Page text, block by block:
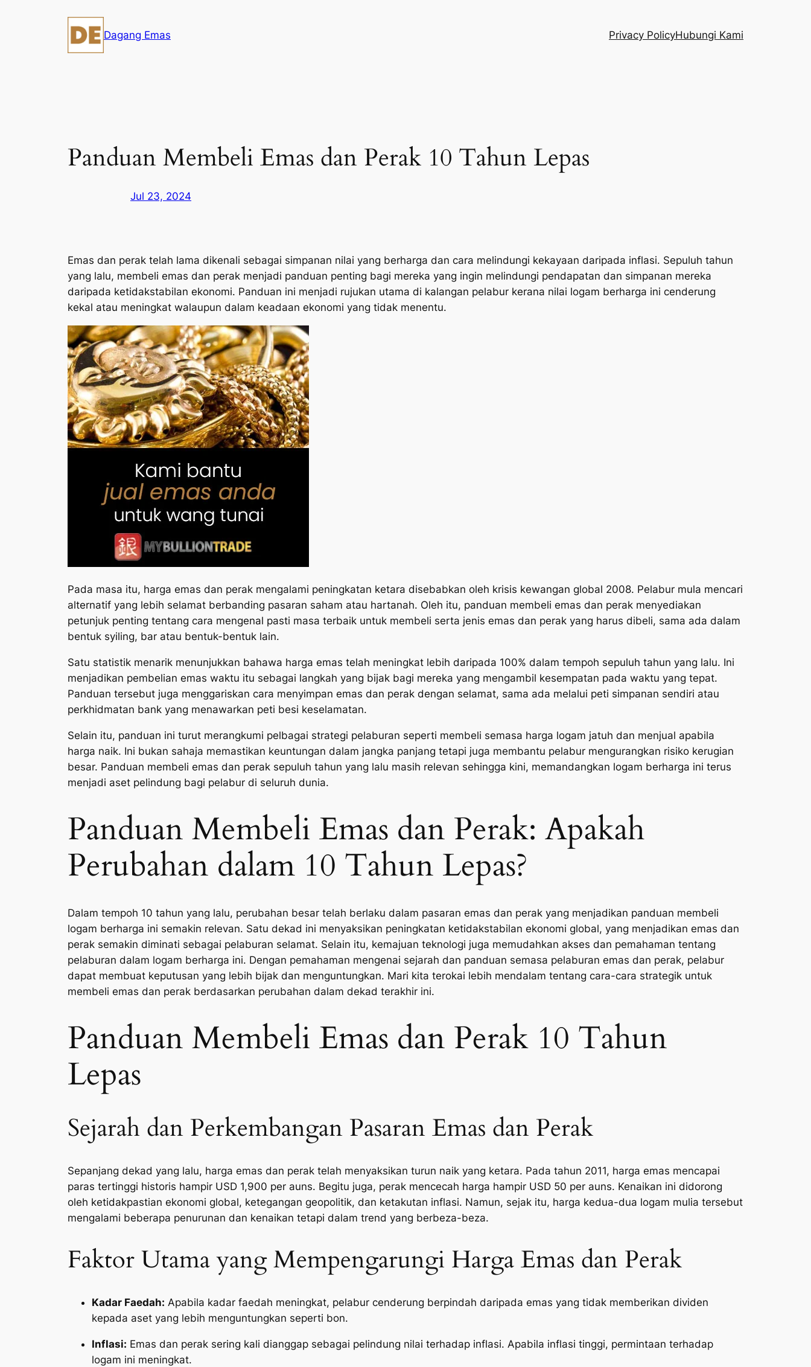
Dagang Emas Privacy PolicyHubungi Kami
Panduan Membeli Emas dan Perak 10 Tahun Lepas
Jul 23, 2024
Emas dan perak telah lama dikenali sebagai simpanan nilai yang berharga dan cara melindungi kekayaan daripada inflasi. Sepuluh tahun
yang lalu, membeli emas dan perak menjadi panduan penting bagi mereka yang ingin melindungi pendapatan dan simpanan mereka
daripada ketidakstabilan ekonomi. Panduan ini menjadi rujukan utama di kalangan pelabur kerana nilai logam berharga ini cenderung
kekal atau meningkat walaupun dalam keadaan ekonomi yang tidak menentu.
Pada masa itu, harga emas dan perak mengalami peningkatan ketara disebabkan oleh krisis kewangan global 2008. Pelabur mula mencari
alternatif yang lebih selamat berbanding pasaran saham atau hartanah. Oleh itu, panduan membeli emas dan perak menyediakan
petunjuk penting tentang cara mengenal pasti masa terbaik untuk membeli serta jenis emas dan perak yang harus dibeli, sama ada dalam
bentuk syiling, bar atau bentuk-bentuk lain.
Satu statistik menarik menunjukkan bahawa harga emas telah meningkat lebih daripada 100% dalam tempoh sepuluh tahun yang lalu. Ini
menjadikan pembelian emas waktu itu sebagai langkah yang bijak bagi mereka yang mengambil kesempatan pada waktu yang tepat.
Panduan tersebut juga menggariskan cara menyimpan emas dan perak dengan selamat, sama ada melalui peti simpanan sendiri atau
perkhidmatan bank yang menawarkan peti besi keselamatan.
Selain itu, panduan ini turut merangkumi pelbagai strategi pelaburan seperti membeli semasa harga logam jatuh dan menjual apabila
harga naik. Ini bukan sahaja memastikan keuntungan dalam jangka panjang tetapi juga membantu pelabur mengurangkan risiko kerugian
besar. Panduan membeli emas dan perak sepuluh tahun yang lalu masih relevan sehingga kini, memandangkan logam berharga ini terus
menjadi aset pelindung bagi pelabur di seluruh dunia.
Panduan Membeli Emas dan Perak: Apakah
Perubahan dalam 10 Tahun Lepas?
Dalam tempoh 10 tahun yang lalu, perubahan besar telah berlaku dalam pasaran emas dan perak yang menjadikan panduan membeli
logam berharga ini semakin relevan. Satu dekad ini menyaksikan peningkatan ketidakstabilan ekonomi global, yang menjadikan emas dan
perak semakin diminati sebagai pelaburan selamat. Selain itu, kemajuan teknologi juga memudahkan akses dan pemahaman tentang
pelaburan dalam logam berharga ini. Dengan pemahaman mengenai sejarah dan panduan semasa pelaburan emas dan perak, pelabur
dapat membuat keputusan yang lebih bijak dan menguntungkan. Mari kita terokai lebih mendalam tentang cara-cara strategik untuk
membeli emas dan perak berdasarkan perubahan dalam dekad terakhir ini.
Panduan Membeli Emas dan Perak 10 Tahun
Lepas
Sejarah dan Perkembangan Pasaran Emas dan Perak
Sepanjang dekad yang lalu, harga emas dan perak telah menyaksikan turun naik yang ketara. Pada tahun 2011, harga emas mencapai
paras tertinggi historis hampir USD 1,900 per auns. Begitu juga, perak mencecah harga hampir USD 50 per auns. Kenaikan ini didorong
oleh ketidakpastian ekonomi global, ketegangan geopolitik, dan ketakutan inflasi. Namun, sejak itu, harga kedua-dua logam mulia tersebut
mengalami beberapa penurunan dan kenaikan tetapi dalam trend yang berbeza-beza.
Faktor Utama yang Mempengarungi Harga Emas dan Perak
Kadar Faedah: Apabila kadar faedah meningkat, pelabur cenderung berpindah daripada emas yang tidak memberikan dividen
kepada aset yang lebih menguntungkan seperti bon.
Inflasi: Emas dan perak sering kali dianggap sebagai pelindung nilai terhadap inflasi. Apabila inflasi tinggi, permintaan terhadap
logam ini meningkat.